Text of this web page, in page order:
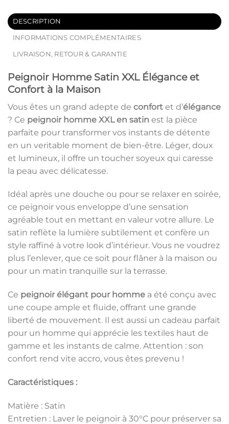
DESCRIPTION
INFORMATIONS COMPLÉMENTAIRES
LIVRAISON, RETOUR & GARANTIE
Peignoir Homme Satin XXL Élégance et
Confort à la Maison
Vous êtes un grand adepte de confort et d’élégance
? Ce peignoir homme XXL en satin est la pièce
parfaite pour transformer vos instants de détente
en un veritable moment de bien-être. Léger, doux
et lumineux, il offre un toucher soyeux qui caresse
la peau avec délicatesse.
Idéal après une douche ou pour se relaxer en soirée,
ce peignoir vous enveloppe d’une sensation
agréable tout en mettant en valeur votre allure. Le
satin reflète la lumière subtilement et confère un
style raffiné à votre look d’intérieur. Vous ne voudrez
plus l’enlever, que ce soit pour flâner à la maison ou
pour un matin tranquille sur la terrasse.
Ce peignoir élégant pour homme a été conçu avec
une coupe ample et fluide, offrant une grande
liberté de mouvement. Il est aussi un cadeau parfait
pour un homme qui apprécie les textiles haut de
gamme et les instants de calme. Attention : son
confort rend vite accro, vous êtes prevenu !
Caractéristiques :
Matière : Satin
Entretien : Laver le peignoir à 30°C pour préserver sa